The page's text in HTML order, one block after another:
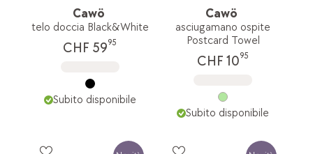
Cawö
telo doccia Black&White
CHF 5995
Subito disponibile
Cawö
asciugamano ospite
Postcard Towel
CHF 1095
Subito disponibile